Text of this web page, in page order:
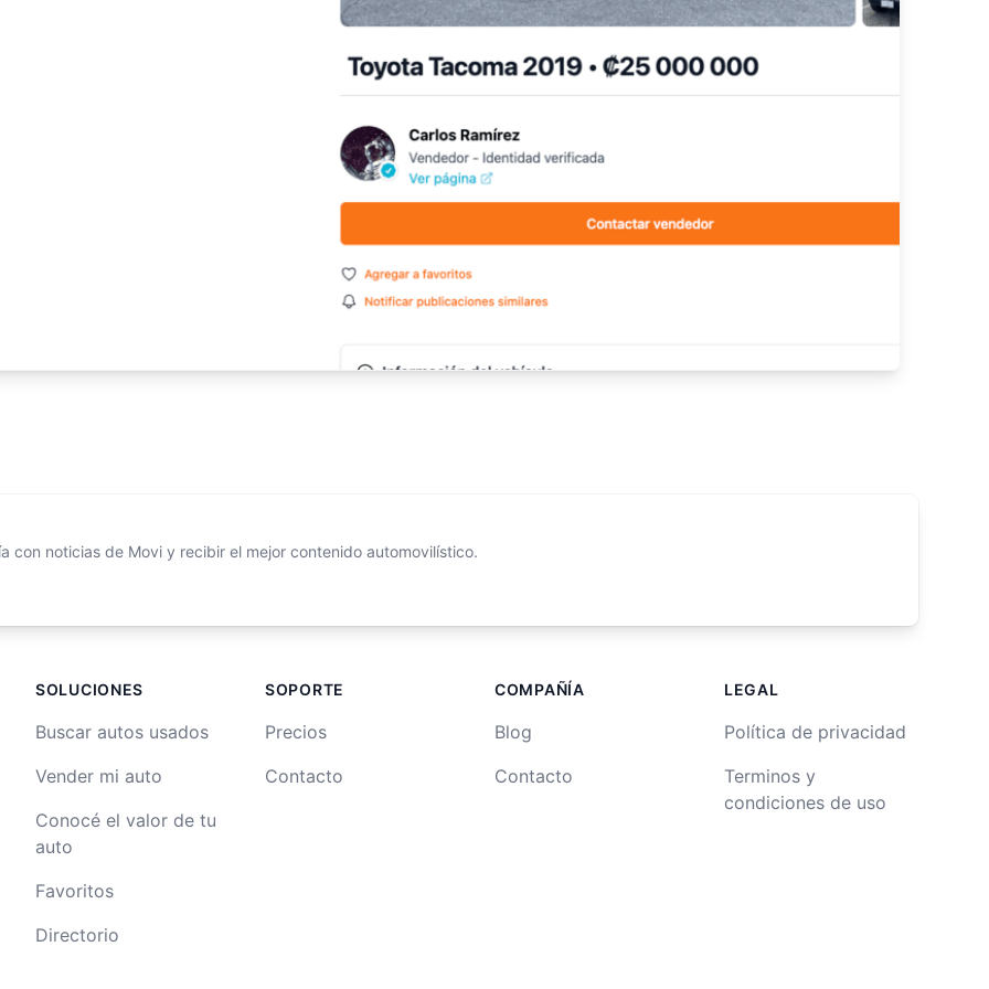
con noticias de Movi y recibir el mejor contenido automovilístico.
SOLUCIONES
Buscar autos usados
Vender mi auto
Conocé el valor de tu
auto
Favoritos
Directorio
SOPORTE
Precios
Contacto
COMPAÑÍA
Blog
Contacto
LEGAL
Política de privacidad
Terminos y
condiciones de uso